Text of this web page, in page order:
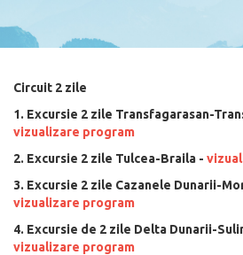
Circuit 2 zile
1. Excursie 2 zile Transfagarasan-
vizualizare program
2. Excursie 2 zile Tulcea-Braila -
3. Excursie 2 zile Cazanele Dunarii-
vizualizare program
4. Excursie de 2 zile Delta Dunarii-
vizualizare program